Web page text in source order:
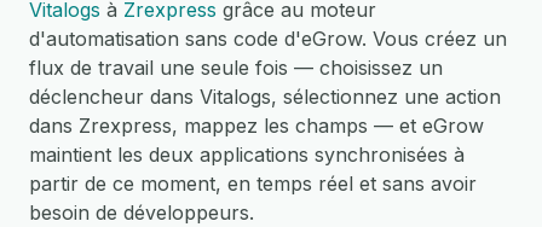
Vitalogs à Zrexpress grâce au moteur
d'automatisation sans code d'eGrow. Vous créez un
flux de travail une seule fois — choisissez un
déclencheur dans Vitalogs, sélectionnez une action
dans Zrexpress, mappez les champs — et eGrow
maintient les deux applications synchronisées à
partir de ce moment, en temps réel et sans avoir
besoin de développeurs.